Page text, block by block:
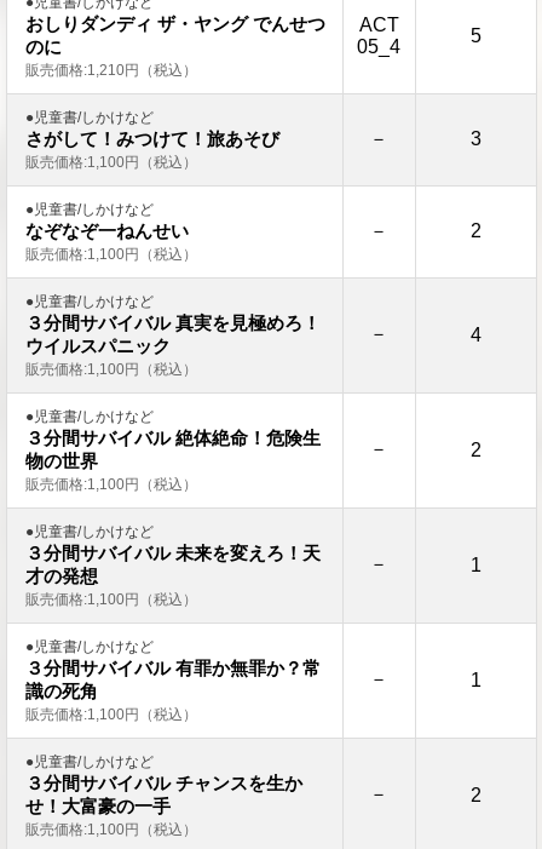
おしりダンディ ザ・ヤング でんせつ
のに
販売価格:1,210円（税込）
ACT
05_4
5
●児童書/しかけなど
さがして！みつけて！旅あそび
販売価格:1,100円（税込）
－ 3
●児童書/しかけなど
なぞなぞ一ねんせい
販売価格:1,100円（税込）
－ 2
●児童書/しかけなど
３分間サバイバル 真実を見極めろ！
ウイルスパニック
販売価格:1,100円（税込）
－ 4
●児童書/しかけなど
３分間サバイバル 絶体絶命！危険生
物の世界
販売価格:1,100円（税込）
－ 2
●児童書/しかけなど
３分間サバイバル 未来を変えろ！天
才の発想
販売価格:1,100円（税込）
－ 1
●児童書/しかけなど
３分間サバイバル 有罪か無罪か？常
識の死角
販売価格:1,100円（税込）
－ 1
●児童書/しかけなど
３分間サバイバル チャンスを生か
せ！大富豪の一手
販売価格:1,100円（税込）
－ 2